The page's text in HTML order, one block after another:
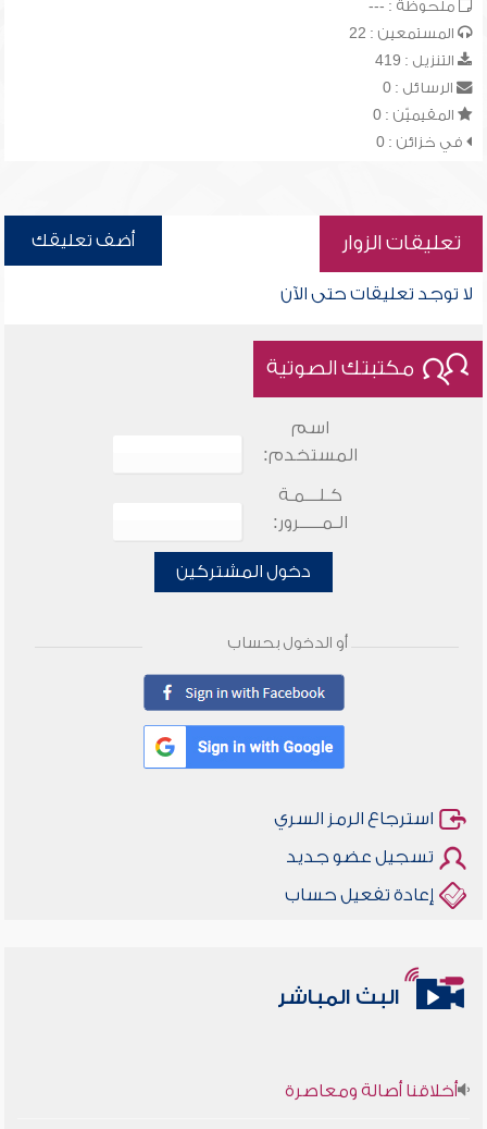
ملحوظة : ---
المستمعين : 22
التنزيل : 419
الرسائل : 0
المقيميّن : 0
في خزائن : 0
تعليقات الزوار أضف تعليقك
لا توجد تعليقات حتى الآن
مكتبتك الصوتية
اسم
المستخدم:
كـلـــمـة
الـمـــــرور:
دخول المشتركين
أو الدخول بحساب
استرجاع الرمز السري
تسجيل عضو جديد
إعادة تفعيل حساب
البث المباشر
أخلاقنا أصالة ومعاصرة